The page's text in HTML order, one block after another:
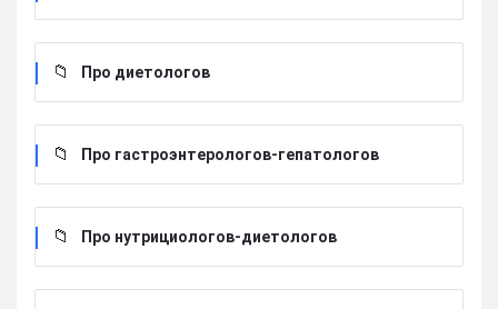
Про диетологов
Про гастроэнтерологов-гепатологов
Про нутрициологов-диетологов